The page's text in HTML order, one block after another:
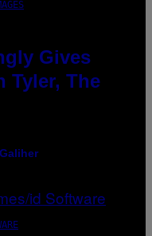
Gives
Tyler, The